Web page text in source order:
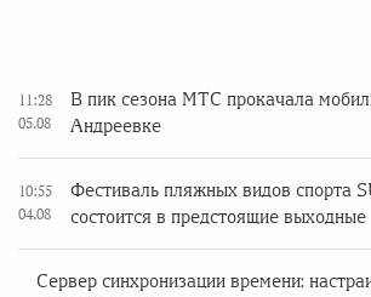
11:28
05.08
В пик сезона МТС прокачала
Андреевке
10:55
04.08
Фестиваль пляжных видов спорта
состоится в предстоящие выходные
Сервер синхронизации времени: